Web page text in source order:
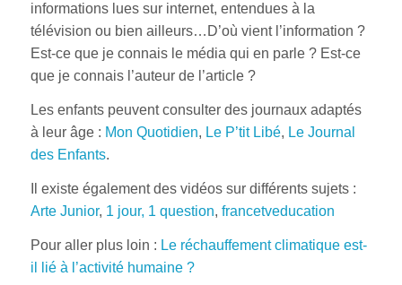
informations lues sur internet, entendues à la
télévision ou bien ailleurs…D’où vient l’information ?
Est-ce que je connais le média qui en parle ? Est-ce
que je connais l’auteur de l’article ?
Les enfants peuvent consulter des journaux adaptés
à leur âge : Mon Quotidien, Le P’tit Libé, Le Journal
des Enfants.
Il existe également des vidéos sur différents sujets :
Arte Junior, 1 jour, 1 question, francetveducation
Pour aller plus loin : Le réchauffement climatique est-
il lié à l’activité humaine ?